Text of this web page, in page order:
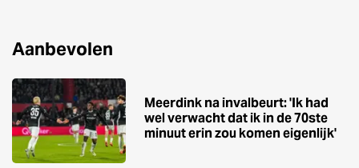
Aanbevolen
Meerdink na invalbeurt: 'Ik had
wel verwacht dat ik in de 70ste
minuut erin zou komen eigenlijk'